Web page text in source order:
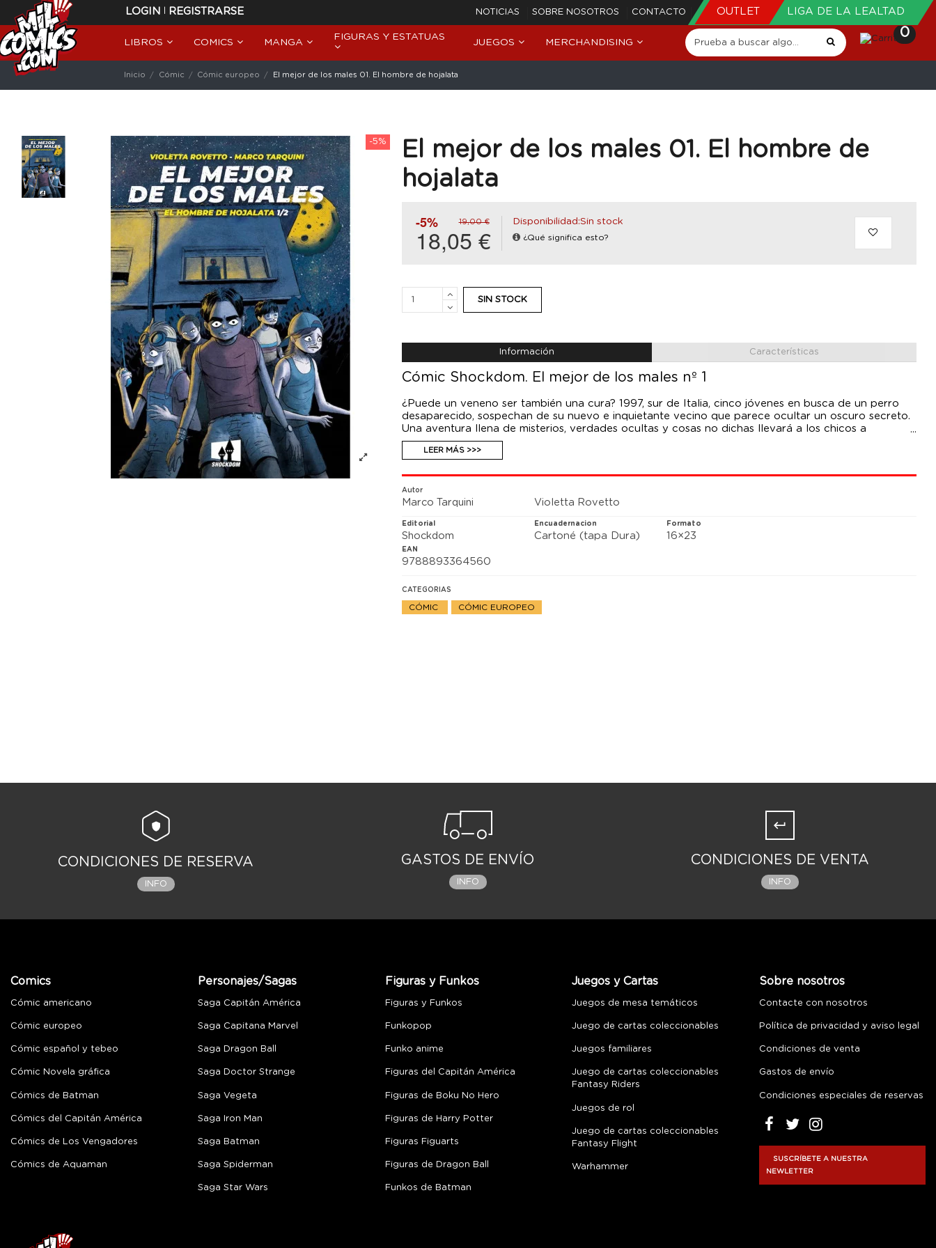
LOGIN | REGISTRARSE NOTICIAS SOBRE NOSOTROS CONTACTO OUTLET LIGA DE LA LEALTAD
LIBROS COMICS MANGA
FIGURAS Y ESTATUAS
JUEGOS MERCHANDISING
0
Inicio Cómic Cómic europeo El mejor de los males 01. El hombre de hojalata
-5%
El mejor de los males 01. El hombre de
hojalata
-5% 19,00 €
18,05 €
Disponibilidad:Sin stock
¿Qué significa esto?
SIN STOCK
Información Características
Cómic Shockdom. El mejor de los males nº 1
¿Puede un veneno ser también una cura? 1997, sur de Italia, cinco jóvenes en busca de un perro
desaparecido, sospechan de su nuevo e inquietante vecino que parece ocultar un oscuro secreto.
Una aventura llena de misterios, verdades ocultas y cosas no dichas llevará a los chicos a
enfrentarse al mejor de los males.
LEER MÁS >>>
Autor
Marco Tarquini Violetta Rovetto
Editorial
Shockdom
Encuadernacion
Cartoné (tapa Dura)
Formato
16×23
EAN
9788893364560
CATEGORIAS
CÓMIC CÓMIC EUROPEO
CONDICIONES DE RESERVA
INFO
GASTOS DE ENVÍO
INFO
CONDICIONES DE VENTA
INFO
Comics
Cómic americano
Cómic europeo
Cómic español y tebeo
Cómic Novela gráfica
Cómics de Batman
Cómics del Capitán América
Cómics de Los Vengadores
Cómics de Aquaman
Personajes/Sagas
Saga Capitán América
Saga Capitana Marvel
Saga Dragon Ball
Saga Doctor Strange
Saga Vegeta
Saga Iron Man
Saga Batman
Saga Spiderman
Saga Star Wars
Figuras y Funkos
Figuras y Funkos
Funkopop
Funko anime
Figuras del Capitán América
Figuras de Boku No Hero
Figuras de Harry Potter
Figuras Figuarts
Figuras de Dragon Ball
Funkos de Batman
Juegos y Cartas
Juegos de mesa temáticos
Juego de cartas coleccionables
Juegos familiares
Juego de cartas coleccionables
Fantasy Riders
Juegos de rol
Juego de cartas coleccionables
Fantasy Flight
Warhammer
Sobre nosotros
Contacte con nosotros
Política de privacidad y aviso legal
Condiciones de venta
Gastos de envío
Condiciones especiales de reservas
SUSCRÍBETE A NUESTRA
NEWLETTER